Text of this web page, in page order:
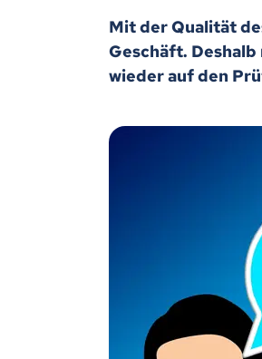
Mit der Qualität
Geschäft.
wieder auf den